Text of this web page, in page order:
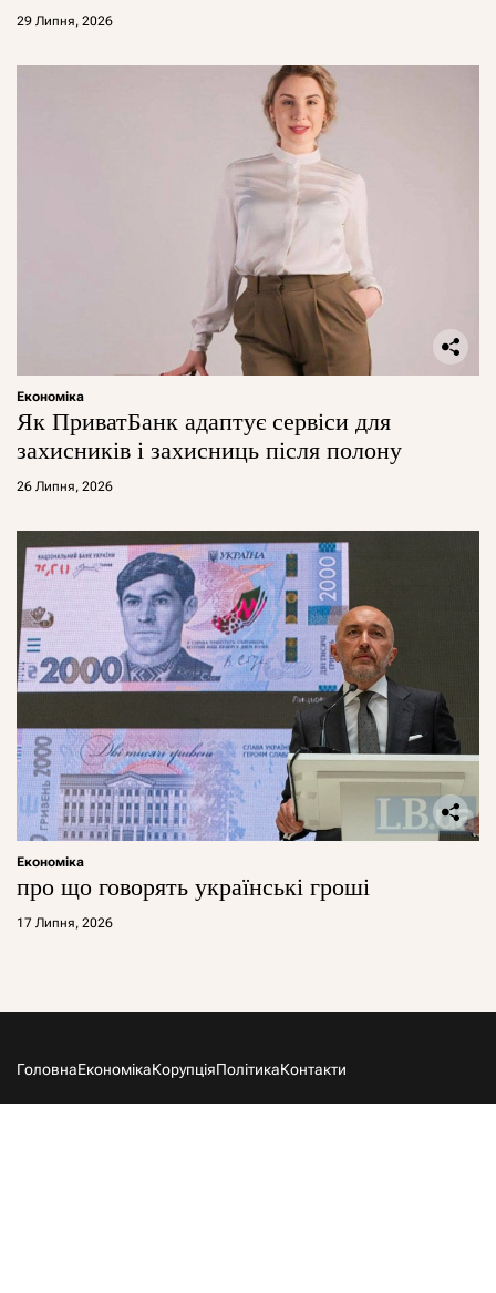
29 Липня, 2026
Економіка
Як ПриватБанк адаптує сервіси для
захисників і захисниць після полону
26 Липня, 2026
Економіка
про що говорять українські гроші
17 Липня, 2026
ГоловнаЕкономікаКорупціяПолітикаКонтакти